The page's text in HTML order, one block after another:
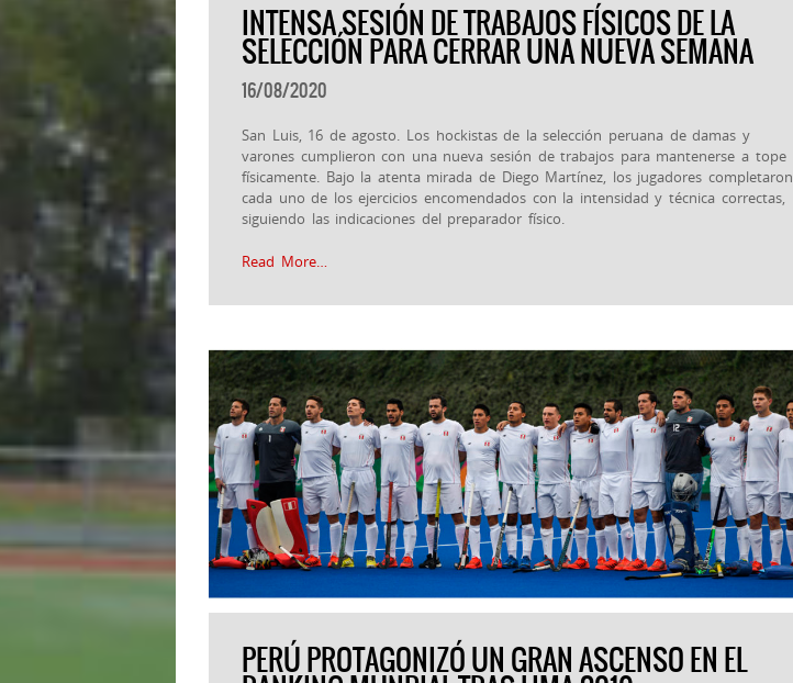
INTENSA SESIÓN DE TRABAJOS FÍSICOS DE LA
SELECCIÓN PARA CERRAR UNA NUEVA SEMANA
16/08/2020
San Luis, 16 de agosto. Los hockistas de la selección peruana de damas y
varones cumplieron con una nueva sesión de trabajos para mantenerse a tope
físicamente. Bajo la atenta mirada de Diego Martínez, los jugadores completaron
cada uno de los ejercicios encomendados con la intensidad y técnica correctas,
siguiendo las indicaciones del preparador físico.
Read More…
PERÚ PROTAGONIZÓ UN GRAN ASCENSO EN EL